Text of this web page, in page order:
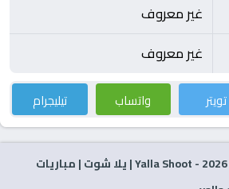
غير معروف
غير معروف
تويتر واتساب تيليجرام
2026
- Yalla Shoot | يلا شوت | مباريات